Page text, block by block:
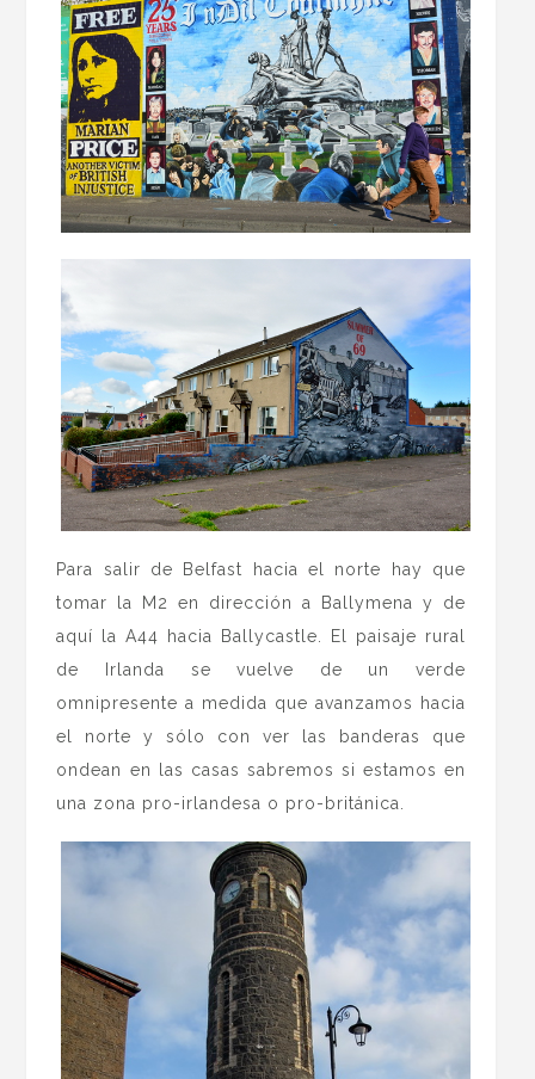
Para salir de Belfast hacia el norte hay que
tomar la M2 en dirección a Ballymena y de
aquí la A44 hacia Ballycastle. El paisaje rural
de Irlanda se vuelve de un verde
omnipresente a medida que avanzamos hacia
el norte y sólo con ver las banderas que
ondean en las casas sabremos si estamos en
una zona pro-irlandesa o pro-británica.